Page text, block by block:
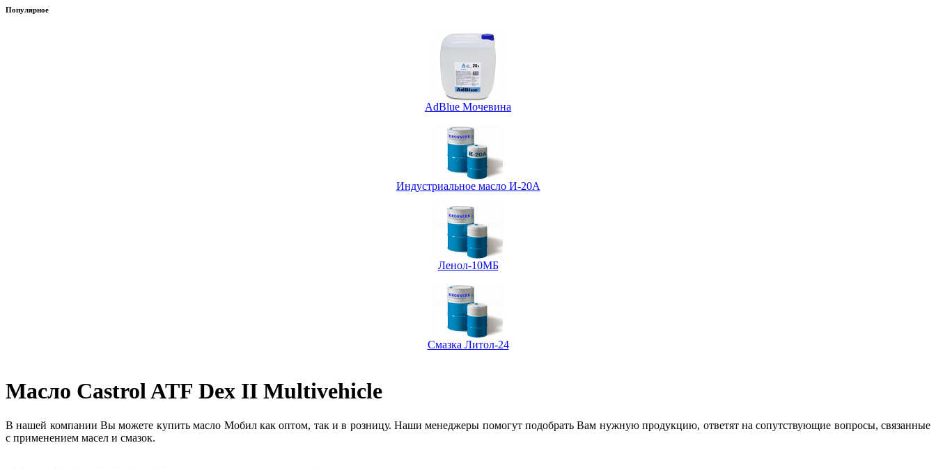
Популярное
AdBlue Мочевина
Индустриальное масло И-20А
Ленол-10МБ
Смазка Литол-24
Масло Castrol ATF Dex II Multivehicle
В нашей компании Вы можете купить масло Мобил как оптом, так и в розницу. Наши менеджеры помогут подобрать Вам нужную продукцию, ответят на сопутствующие вопросы, связанные
с применением масел и смазок.